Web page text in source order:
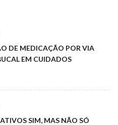
DE MEDICAÇÃO POR VIA
EM CUIDADOS
SIM, MAS NÃO SÓ